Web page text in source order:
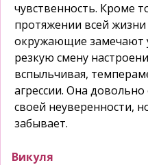
чувственность. Кроме
протяжении всей жизни
окружающие замечают
резкую смену
вспыльчивая,
агрессии. Она
своей неуверенности,
забывает.
Викуля